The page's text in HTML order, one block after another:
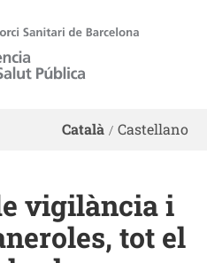
Pública de Barcelona
Català Castellano
vigilància i
tot el